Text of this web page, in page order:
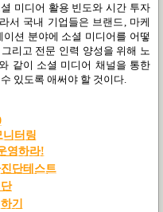
미디어 활용 빈도와 시간 투자
서 국내 기업들은 브랜드
마케
션 분야에 소셜 미디어를 어떻
그리고 전문 인력 양성을 위해 노
같이 소셜 미디어 채널을 통한
있도록 애써야 할 것이다
니터링
영하라!
단테스트
기